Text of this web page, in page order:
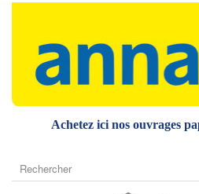
Achetez ici nos ouvrages
sur